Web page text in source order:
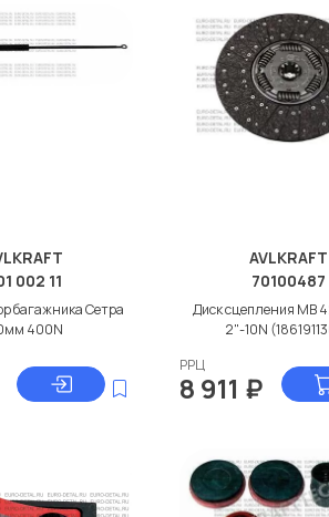
колодки тормозные
AVLKRAFT.
002 11
багажника Сетра
400N
AVLKRAFT
70100487
Диск сцепления МВ
2"-10N
РРЦ
8 911 ₽